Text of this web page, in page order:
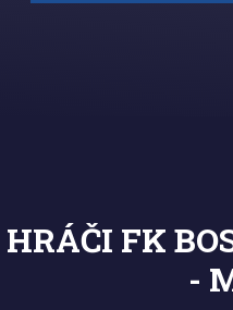
HRÁČI FK
-